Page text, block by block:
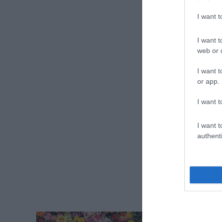
I want
I want
web or
I want
or app.
I want
I want